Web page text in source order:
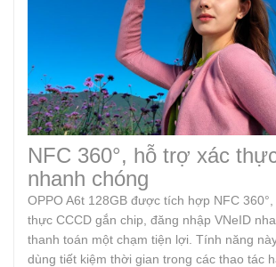
NFC 360°, hỗ trợ xác
nhanh chóng
OPPO A6t 128GB được tích hợp NFC
thực CCCD gắn chip, đăng nhập VNeID
thanh toán một chạm tiện lợi. Tính năng
dùng tiết kiệm thời gian trong các thao tác